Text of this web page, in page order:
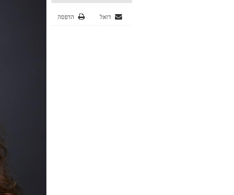
הדפסה דואל